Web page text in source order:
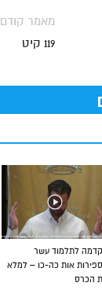
מאמר קודם
119 קיט
לתלמוד עשר
אות כה-כו – למלא
הכרס